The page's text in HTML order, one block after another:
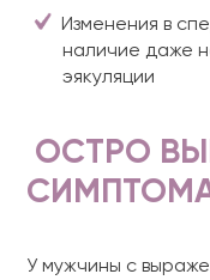
Изменения в
наличие даже
эякуляции
ОСТРО
У мужчины с